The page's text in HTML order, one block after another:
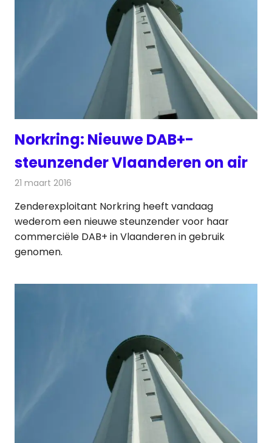
Norkring: Nieuwe DAB+-
steunzender Vlaanderen on air
21 maart 2016
Zenderexploitant Norkring heeft vandaag
wederom een nieuwe steunzender voor haar
commerciële DAB+ in Vlaanderen in gebruik
genomen.